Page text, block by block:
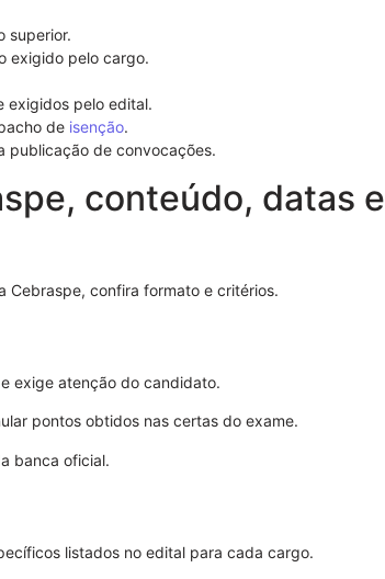
superior.
exigido pelo cargo.
exigidos pelo edital.
de isenção.
publicação de convocações.
conteúdo, datas e
Cebraspe, confira formato e critérios.
exige atenção do candidato.
pontos obtidos nas certas do exame.
banca oficial.
listados no edital para cada cargo.